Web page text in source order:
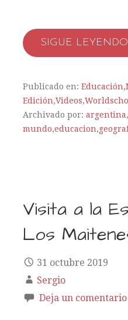
SIGUE
Publicado en: Educación,
Edición,Videos,
Archivado por: argentina,
mundo,educacion,
Visita a la
Los
31 octubre 2019
Sergio
Deja un comentario